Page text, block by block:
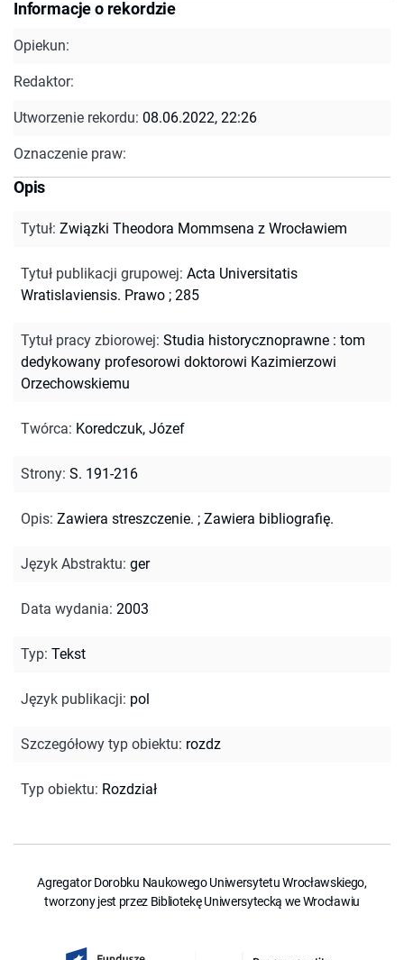
Informacje o rekordzie
Opiekun:
Redaktor:
Utworzenie rekordu: 08.06.2022, 22:26
Oznaczenie praw:
Opis
Tytuł: Związki Theodora Mommsena z Wrocławiem
Tytuł publikacji grupowej: Acta Universitatis
Wratislaviensis. Prawo ; 285
Tytuł pracy zbiorowej: Studia historycznoprawne : tom
dedykowany profesorowi doktorowi Kazimierzowi
Orzechowskiemu
Twórca: Koredczuk, Józef
Strony: S. 191-216
Opis: Zawiera streszczenie. ; Zawiera bibliografię.
Język Abstraktu: ger
Data wydania: 2003
Typ: Tekst
Język publikacji: pol
Szczegółowy typ obiektu: rozdz
Typ obiektu: Rozdział
Agregator Dorobku Naukowego Uniwersytetu Wrocławskiego,
tworzony jest przez Bibliotekę Uniwersytecką we Wrocławiu